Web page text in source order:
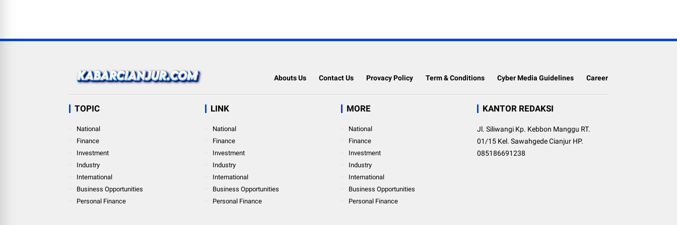
Abouts Us Contact Us Provacy Policy Term & Conditions Cyber Media Guidelines Career
TOPIC
National
Finance
Investment
Industry
International
Business Opportunities
Personal Finance
LINK
National
Finance
Investment
Industry
International
Business Opportunities
Personal Finance
MORE
National
Finance
Investment
Industry
International
Business Opportunities
Personal Finance
KANTOR REDAKSI
Jl. Siliwangi Kp. Kebbon Manggu RT.
01/15 Kel. Sawahgede Cianjur HP.
085186691238